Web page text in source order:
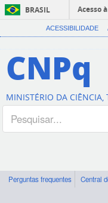
BRASIL
Acesso
ACESSIBILIDADE
CNPq
MINISTÉRIO DA CIÊNCIA,
Perguntas frequentes Central